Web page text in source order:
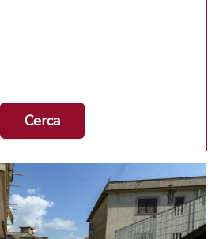
Cerca